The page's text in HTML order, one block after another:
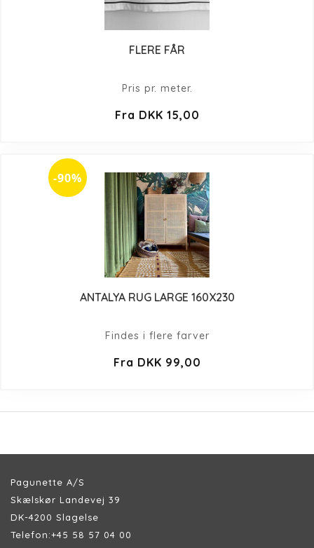
FLERE FÅR
Pris pr. meter.
Fra DKK 15,00
-90%
ANTALYA RUG LARGE 160X230
Findes i flere farver
Fra DKK 99,00
Pagunette A/S
Skælskør Landevej 39
DK-4200 Slagelse
Telefon:+45 58 57 04 00